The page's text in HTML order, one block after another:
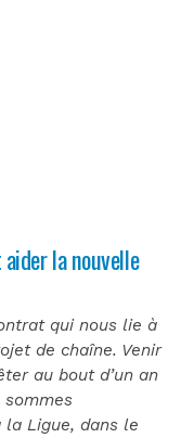
la nouvelle
qui nous lie à
de chaîne. Venir
au bout d’un an
sommes
la Ligue, dans le